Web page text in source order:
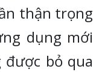
thận trọng
dụng mới
bỏ qua